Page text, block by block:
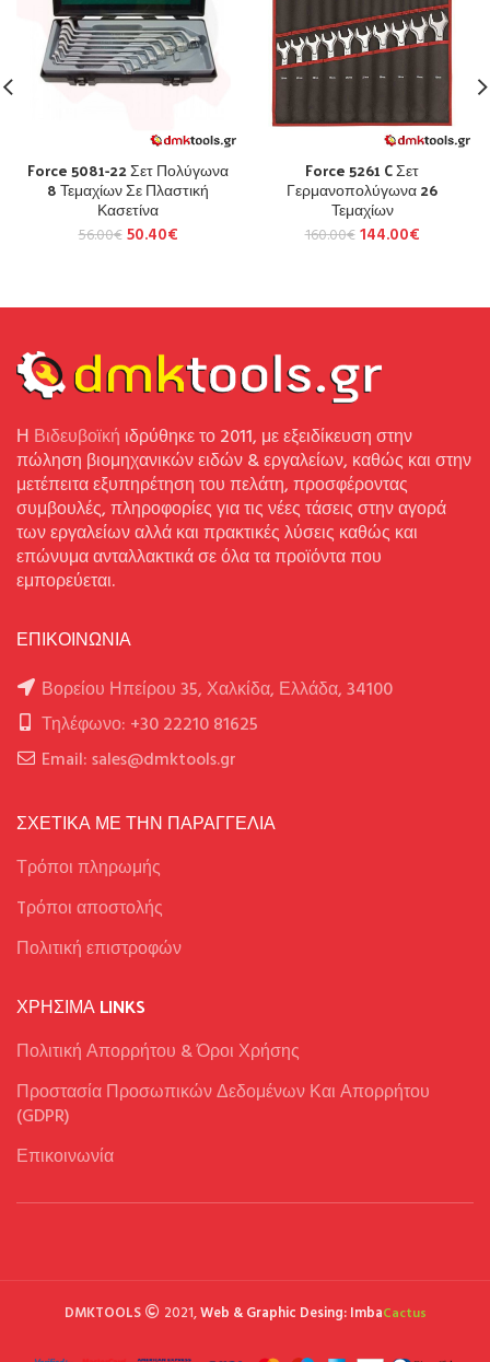
Force 5081-22 Σετ Πολύγωνα
8 Τεμαχίων Σε Πλαστική
Κασετίνα
56.00€ 50.40€
Force 5261 C Σετ
Γερμανοπολύγωνα 26
Τεμαχίων
160.00€ 144.00€
Η Βιδευβοϊκή ιδρύθηκε το 2011, με εξειδίκευση στην
πώληση βιομηχανικών ειδών & εργαλείων, καθώς και στην
μετέπειτα εξυπηρέτηση του πελάτη, προσφέροντας
συμβουλές, πληροφορίες για τις νέες τάσεις στην αγορά
των εργαλείων αλλά και πρακτικές λύσεις καθώς και
επώνυμα ανταλλακτικά σε όλα τα προϊόντα που
εμπορεύεται.
ΕΠΙΚΟΙΝΩΝΙΑ
Βορείου Ηπείρου 35, Χαλκίδα, Ελλάδα, 34100
Τηλέφωνο: +30 22210 81625
Email: sales@dmktools.gr
ΣΧΕΤΙΚΑ ΜΕ ΤΗΝ ΠΑΡΑΓΓΕΛΙΑ
Τρόποι πληρωμής
Tρόποι αποστολής
Πολιτική επιστροφών
ΧΡΉΣΙΜΑ LINKS
Πολιτική Απορρήτου & Όροι Χρήσης
Προστασία Προσωπικών Δεδομένων Και Απορρήτου
(GDPR)
Επικοινωνία
DMKTOOLS 2021,Web & Graphic Desing: ImbaCactus